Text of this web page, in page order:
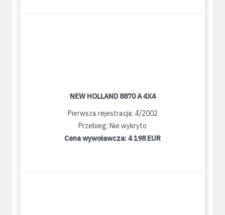
NEW HOLLAND 8870 A 4X4
Pierwsza rejestracja: 4/2002
Przebieg: Nie wykryto
Cena wywoławcza:4 198 EUR